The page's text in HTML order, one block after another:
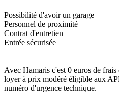
Possibilité d'avoir un garage
Personnel de proximité
Contrat d'entretien
Entrée sécurisée
Avec Hamaris c'est 0 euros de
loyer à prix modéré éligible aux
numéro d'urgence technique.